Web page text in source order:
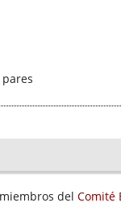
del Comité